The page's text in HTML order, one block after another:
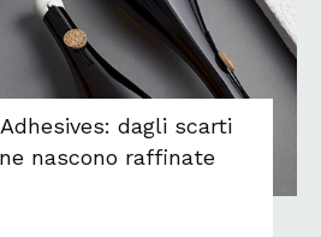
dagli scarti
nascono raffinate